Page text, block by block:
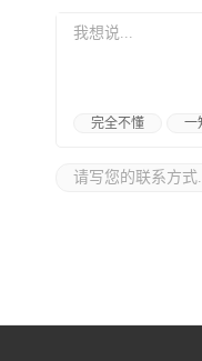
完全不懂 一